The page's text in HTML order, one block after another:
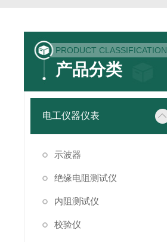
PRODUCT CLASSIFICATION
产品分类
电工仪器仪表
示波器
绝缘电阻测试仪
内阻测试仪
校验仪